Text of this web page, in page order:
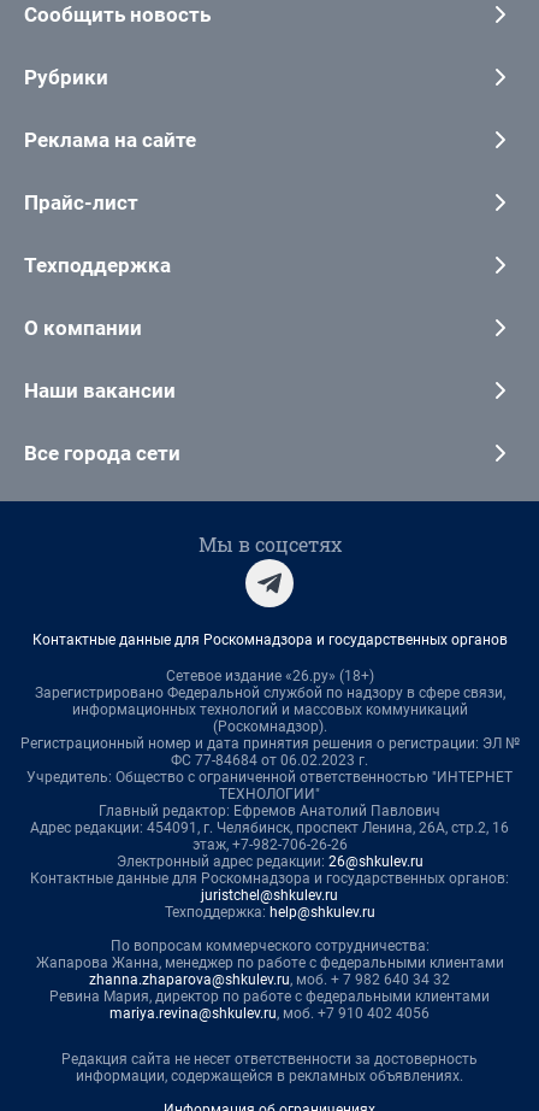
Сообщить новость
Рубрики
Реклама на сайте
Прайс-лист
Техподдержка
О компании
Наши вакансии
Все города сети
Мы в соцсетях
Контактные данные для Роскомнадзора и государственных органов
Сетевое издание «26.ру» (18+)
Зарегистрировано Федеральной службой по надзору в сфере связи,
информационных технологий и массовых коммуникаций
(Роскомнадзор).
Регистрационный номер и дата принятия решения о регистрации: ЭЛ №
ФС 77-84684 от 06.02.2023 г.
Учредитель: Общество с ограниченной ответственностью "ИНТЕРНЕТ
ТЕХНОЛОГИИ"
Главный редактор: Ефремов Анатолий Павлович
Адрес редакции: 454091, г. Челябинск, проспект Ленина, 26А, стр.2, 16
этаж, +7-982-706-26-26
Электронный адрес редакции: 26@shkulev.ru
Контактные данные для Роскомнадзора и государственных органов:
juristchel@shkulev.ru
Техподдержка: help@shkulev.ru
По вопросам коммерческого сотрудничества:
Жапарова Жанна, менеджер по работе с федеральными клиентами
zhanna.zhaparova@shkulev.ru, моб. + 7 982 640 34 32
Ревина Мария, директор по работе с федеральными клиентами
mariya.revina@shkulev.ru, моб. +7 910 402 4056
Редакция сайта не несет ответственности за достоверность
информации, содержащейся в рекламных объявлениях.